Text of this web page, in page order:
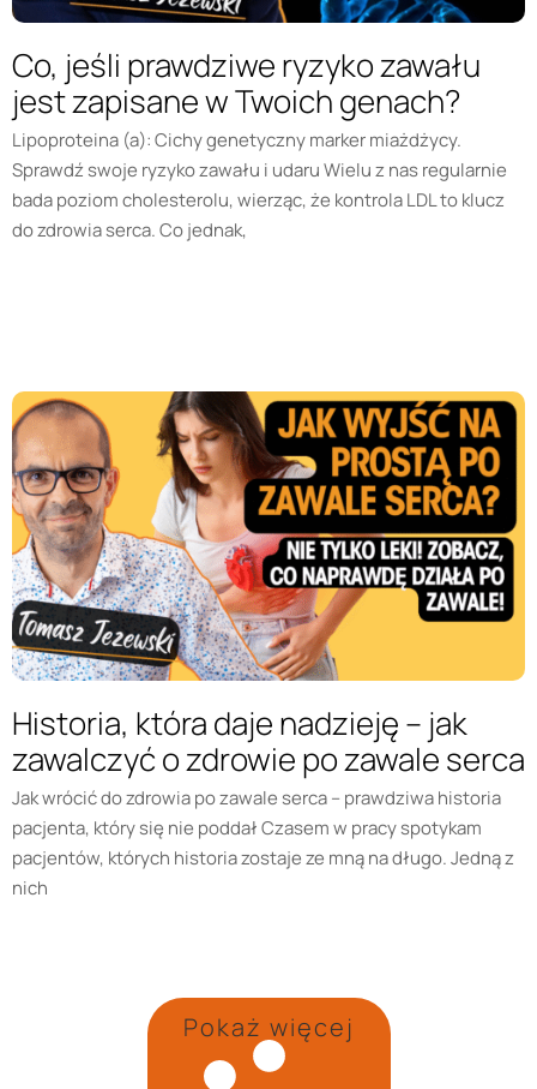
Co, jeśli prawdziwe ryzyko zawału
jest zapisane w Twoich genach?
Lipoproteina (a): Cichy genetyczny marker miażdżycy.
Sprawdź swoje ryzyko zawału i udaru Wielu z nas regularnie
bada poziom cholesterolu, wierząc, że kontrola LDL to klucz
do zdrowia serca. Co jednak,
Historia, która daje nadzieję – jak
zawalczyć o zdrowie po zawale serca
Jak wrócić do zdrowia po zawale serca – prawdziwa historia
pacjenta, który się nie poddał Czasem w pracy spotykam
pacjentów, których historia zostaje ze mną na długo. Jedną z
nich
Pokaż więcej